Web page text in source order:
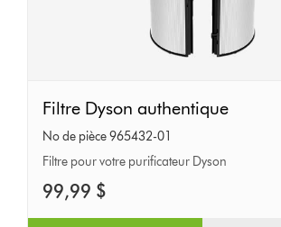
Filtre
Dyson
authentique
Filtre Dyson authentique
No de pièce 965432-01
Filtre pour votre purificateur Dyson
99,99 $